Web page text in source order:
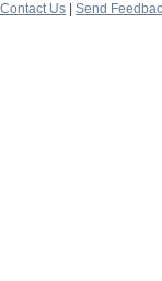
Contact Us
Send